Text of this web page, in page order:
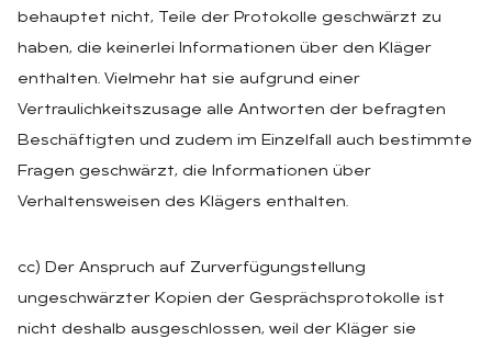
behauptet nicht, Teile der Protokolle geschwärzt zu
haben, die keinerlei Informationen über den Kläger
enthalten. Vielmehr hat sie aufgrund einer
Vertraulichkeitszusage alle Antworten der befragten
Beschäftigten und zudem im Einzelfall auch bestimmte
Fragen geschwärzt, die Informationen über
Verhaltensweisen des Klägers enthalten.
cc) Der Anspruch auf Zurverfügungstellung
ungeschwärzter Kopien der Gesprächsprotokolle ist
nicht deshalb ausgeschlossen, weil der Kläger sie